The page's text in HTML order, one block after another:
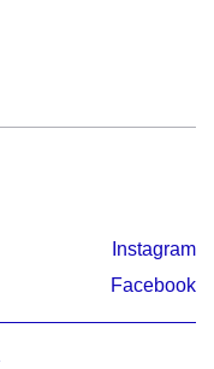
Instagram
Facebook